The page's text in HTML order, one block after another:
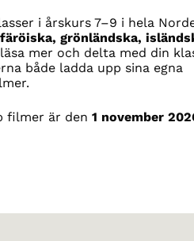
i årskurs 7–9 i hela
grönländska,
mer och delta med din
både ladda upp sina egna
filmer är den 1 november